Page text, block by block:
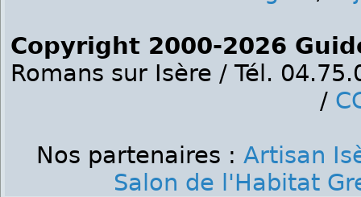
Copyright 2000-2026
Romans sur Isère / Tél.
/
Nos partenaires : Artisan
Salon de l'Habitat